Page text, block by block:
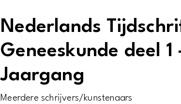
Nederlands
Geneeskunde deel 1
Jaargang
Meerdere schrijvers/kunstenaars